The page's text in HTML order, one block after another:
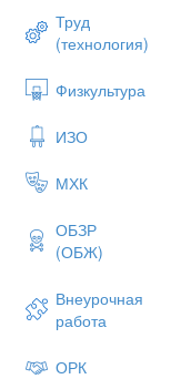
Труд
(технология)
Физкультура
ИЗО
МХК
ОБЗР
(ОБЖ)
Внеурочная
работа
ОРК